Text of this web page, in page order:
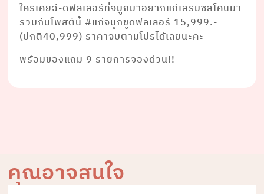
ใครเคยฉี-ดฟิลเลอร์ที่จมูกมาอยากแก้เสริมซิลิโคนมา
รวมกันโพสต์นี้ #แก้จมูกขูดฟิลเลอร์ 15,999.-
(ปกติ40,999) ราคาจบตามโปรได้เลยนะคะ
พร้อมของแถม 9 รายการจองด่วน!!
คุณอาจสนใจ